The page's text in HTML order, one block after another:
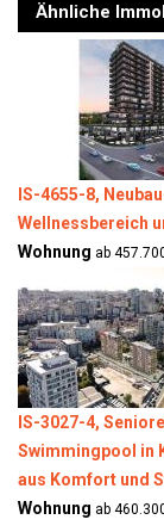
Ähnliche
IS-4655-8,
Wellnessbereich
Wohnung ab
IS-3027-4,
Swimmingpool in
aus Komfort und
Wohnung ab